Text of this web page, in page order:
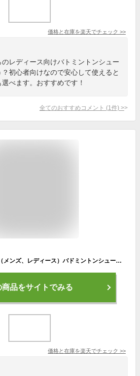
価格と在庫を楽天でチェック >>
レディース向けバトミントンシュー
初心者向けなので安心して使えると
べます。おすすめです！
全てのおすすめコメント (1 件) >
ヨネックス（YONEX）（メンズ、レディース）バドミントンシューズパワークッションカスケードアクセルスリム SHBCA1S-574
商品をサイトでみる
価格と在庫を楽天でチェック >>